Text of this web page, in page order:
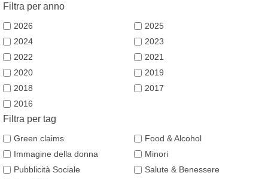
Filtra per anno
2026
2025
2024
2023
2022
2021
2020
2019
2018
2017
2016
Filtra per tag
Green claims
Food & Alcohol
Immagine della donna
Minori
Pubblicità Sociale
Salute & Benessere